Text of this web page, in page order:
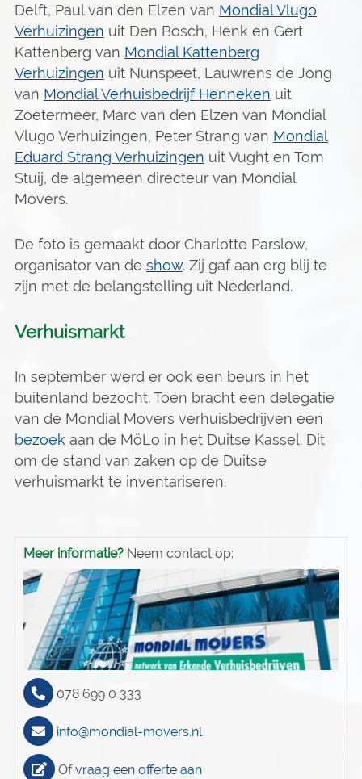
Delft, Paul van den Elzen van Mondial Vlugo
Verhuizingen uit Den Bosch, Henk en Gert
Kattenberg van Mondial Kattenberg
Verhuizingen uit Nunspeet, Lauwrens de Jong
van Mondial Verhuisbedrijf Henneken uit
Zoetermeer, Marc van den Elzen van Mondial
Vlugo Verhuizingen, Peter Strang van Mondial
Eduard Strang Verhuizingen uit Vught en Tom
Stuij, de algemeen directeur van Mondial
Movers.
De foto is gemaakt door Charlotte Parslow,
organisator van de show. Zij gaf aan erg blij te
zijn met de belangstelling uit Nederland.
Verhuismarkt
In september werd er ook een beurs in het
buitenland bezocht. Toen bracht een delegatie
van de Mondial Movers verhuisbedrijven een
bezoek aan de MöLo in het Duitse Kassel. Dit
om de stand van zaken op de Duitse
verhuismarkt te inventariseren.
Meer informatie?Neem contact op:
078 699 0 333
info@mondial-movers.nl
Ofvraag een offerte aan